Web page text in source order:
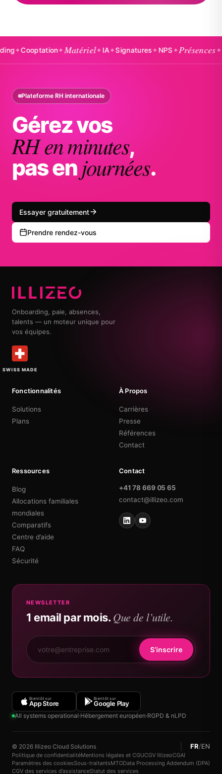
✦Matériel✦IA✦Signatures✦NPS✦Présences✦
Plateforme RH internationale
Gérez vos
RH en minutes,
pas enjournées.
Essayer gratuitement
Prendre rendez-vous
Onboarding, paie, absences,
talents — un moteur unique pour
vos équipes.
SWISS MADE
Fonctionnalités
Solutions
Plans
À Propos
Carrières
Presse
Références
Contact
Ressources
Blog
Allocations familiales
mondiales
Comparatifs
Centre d’aide
FAQ
Sécurité
Contact
+41 78 669 05 65
contact@illizeo.com
NEWSLETTER
1 email par mois. Que de l’utile.
S’inscrire
Bientôt sur
App Store
Bientôt sur
Google Play
All systems operational·Hébergement européen·RGPD & nLPD
© 2026 Illizeo Cloud Solutions FR/EN
Politique de confidentialitéMentions légales et CGUCGV IllizeoCGAI
Paramètres des cookiesSous-traitantsMTOData Processing Addendum (DPA)
CGV des services d’assistanceStatut des services